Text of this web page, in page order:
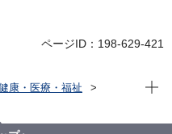
ページID：198-629-421
康・医療・福祉
成制度
定医療費（指定難病）助成
現在